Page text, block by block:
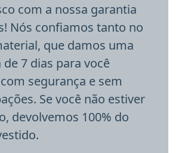
com a nossa garantia
Nós confiamos tanto no
que damos uma
7 dias para você
segurança e sem
Se você não estiver
devolvemos 100% do